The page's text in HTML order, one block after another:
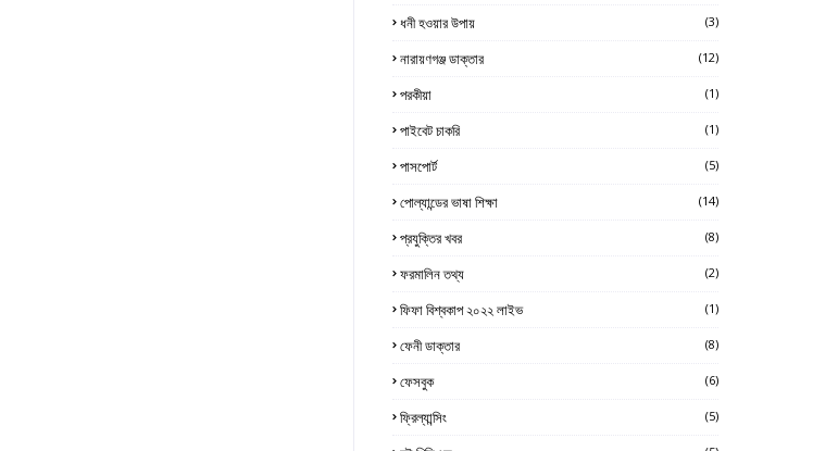
ধনী হওয়ার উপায় (3)
নারায়ণগঞ্জ ডাক্তার (12)
পরকীয়া (1)
পাইবেট চাকরি (1)
পাসপোর্ট (5)
পোল্যান্ডের ভাষা শিক্ষা (14)
প্রযুক্তির খবর (8)
ফরমালিন তথ্য (2)
ফিফা বিশ্বকাপ ২০২২ লাইভ (1)
ফেনী ডাক্তার (8)
ফেসবুক (6)
ফ্রিল্যান্সিং (5)